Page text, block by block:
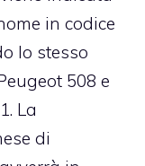
in codice
lo stesso
508 e
La
di